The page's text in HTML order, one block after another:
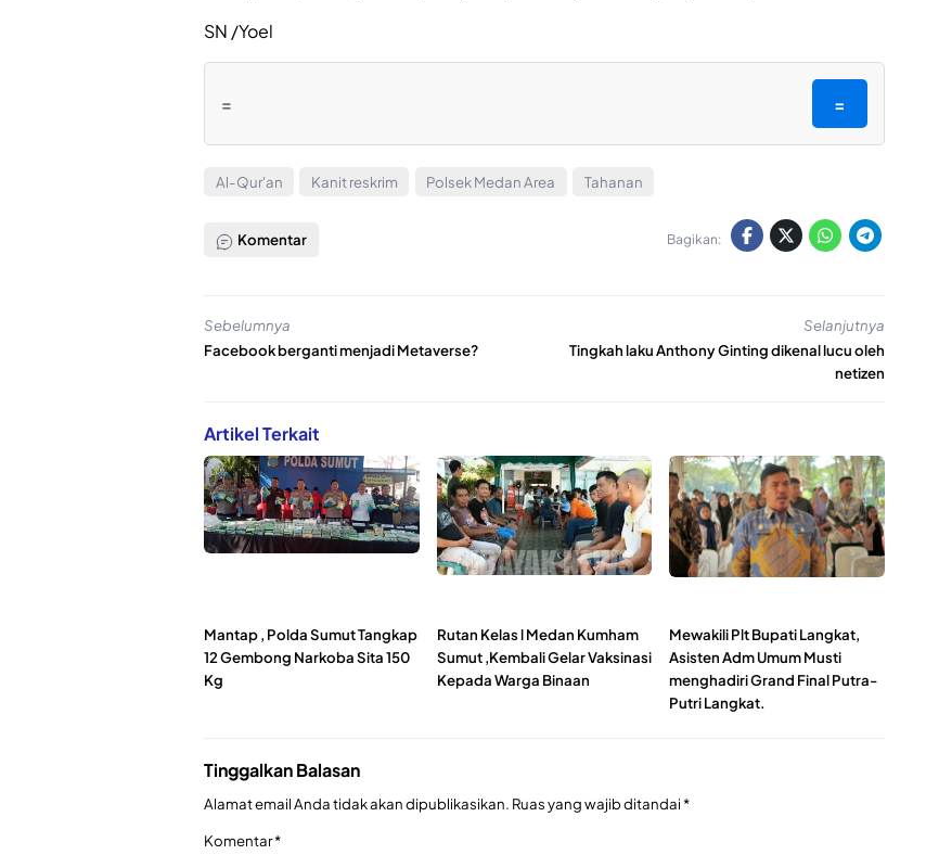
SN /Yoel
= =
Al-Qur'an Kanit reskrim Polsek Medan Area Tahanan
Komentar Bagikan:
Sebelumnya
Facebook berganti menjadi Metaverse?
Selanjutnya
Tingkah laku Anthony Ginting dikenal lucu oleh
netizen
Artikel Terkait
Mantap , Polda Sumut Tangkap
12 Gembong Narkoba Sita 150
Kg
Rutan Kelas l Medan Kumham
Sumut ,Kembali Gelar Vaksinasi
Kepada Warga Binaan
Mewakili Plt Bupati Langkat,
Asisten Adm Umum Musti
menghadiri Grand Final Putra-
Putri Langkat.
Tinggalkan Balasan
Alamat email Anda tidak akan dipublikasikan. Ruas yang wajib ditandai*
Komentar*